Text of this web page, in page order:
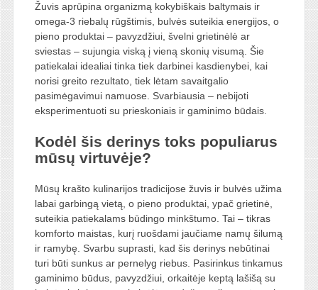
Žuvis aprūpina organizmą kokybiškais baltymais ir
omega-3 riebalų rūgštimis, bulvės suteikia energijos, o
pieno produktai – pavyzdžiui, švelni grietinėlė ar
sviestas – sujungia viską į vieną skonių visumą. Šie
patiekalai idealiai tinka tiek darbinei kasdienybei, kai
norisi greito rezultato, tiek lėtam savaitgalio
pasimėgavimui namuose. Svarbiausia – nebijoti
eksperimentuoti su prieskoniais ir gaminimo būdais.
Kodėl šis derinys toks populiarus
mūsų virtuvėje?
Mūsų krašto kulinarijos tradicijose žuvis ir bulvės užima
labai garbingą vietą, o pieno produktai, ypač grietinė,
suteikia patiekalams būdingo minkštumo. Tai – tikras
komforto maistas, kurį ruošdami jaučiame namų šilumą
ir ramybę. Svarbu suprasti, kad šis derinys nebūtinai
turi būti sunkus ar pernelyg riebus. Pasirinkus tinkamus
gaminimo būdus, pavyzdžiui, orkaitėje keptą lašišą su